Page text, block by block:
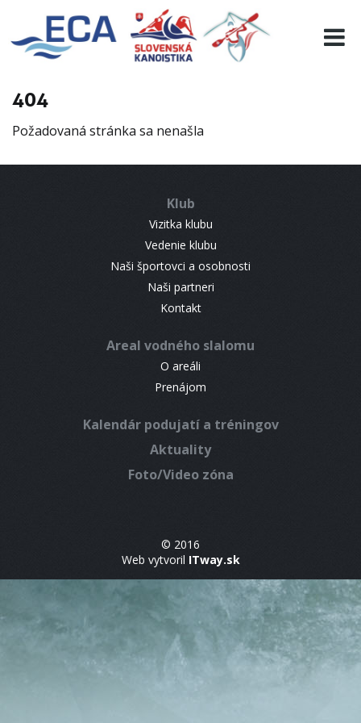
404
Požadovaná stránka sa nenašla
Klub
Vizitka klubu
Vedenie klubu
Naši športovci a osobnosti
Naši partneri
Kontakt
Areal vodného slalomu
O areáli
Prenájom
Kalendár podujatí a tréningov
Aktuality
Foto/Video zóna
© 2016
Web vytvoril ITway.sk
EURO 19
INFO
RESULTS
CONTACT